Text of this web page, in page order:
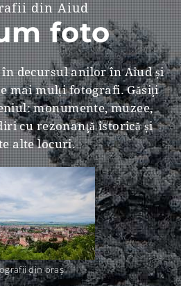
din Aiud
foto
decursul anilor în Aiud și
mai mulți fotografi. Găsiţi
monumente, muzee,
cu rezonanţă istorică și
alte locuri.
din oraş